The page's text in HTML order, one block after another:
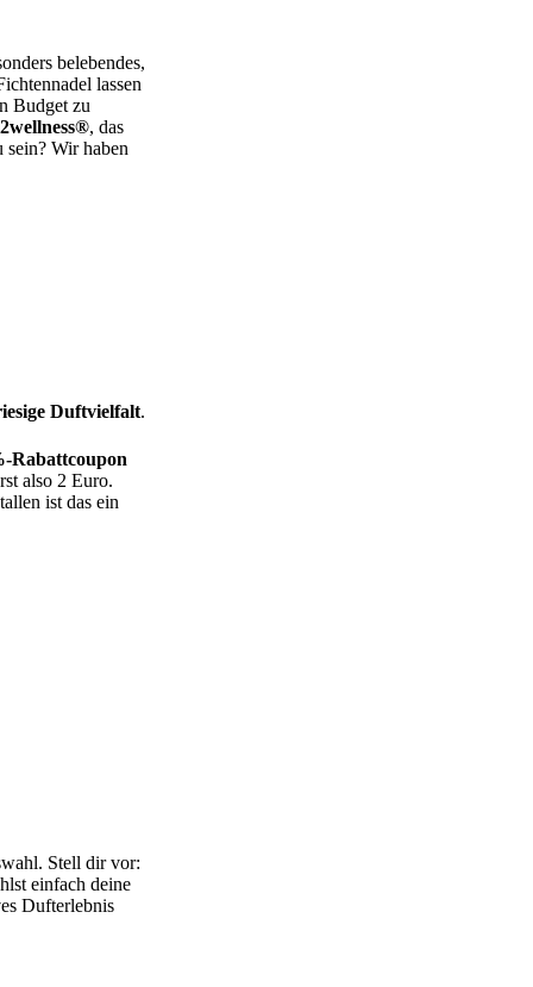
belebendes,
lassen
Budget zu
, das
Wir haben
Duftvielfalt.
Rabattcoupon
also 2 Euro.
ist das ein
Stell dir vor:
einfach deine
Dufterlebnis